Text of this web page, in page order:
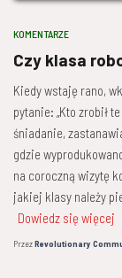
KOMENTARZE
Czy klasa
Kiedy wstaję rano,
pytanie: „Kto zrobił
śniadanie,
gdzie
na coroczną wizytę
jakiej klasy należy
Dowiedz się więcej
PrzezRevolutionary